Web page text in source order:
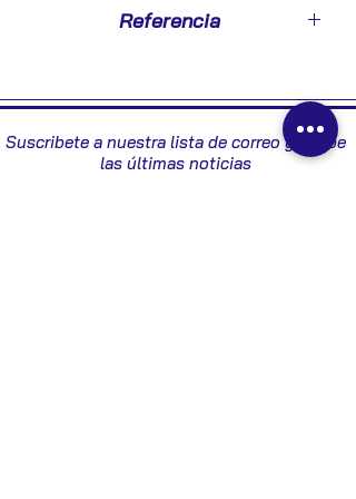
Referencia
Suscribete a nuestra lista de correo y recibe
las últimas noticias